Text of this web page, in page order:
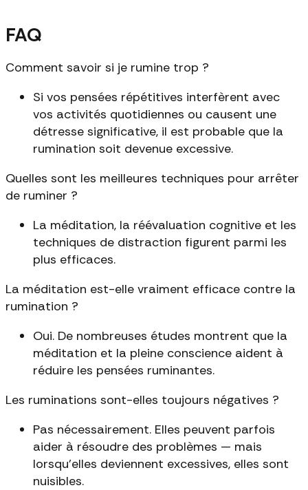
FAQ
Comment savoir si je rumine trop ?
Si vos pensées répétitives interfèrent avec
vos activités quotidiennes ou causent une
détresse significative, il est probable que la
rumination soit devenue excessive.
Quelles sont les meilleures techniques pour arrêter
de ruminer ?
La méditation, la réévaluation cognitive et les
techniques de distraction figurent parmi les
plus efficaces.
La méditation est-elle vraiment efficace contre la
rumination ?
Oui. De nombreuses études montrent que la
méditation et la pleine conscience aident à
réduire les pensées ruminantes.
Les ruminations sont-elles toujours négatives ?
Pas nécessairement. Elles peuvent parfois
aider à résoudre des problèmes — mais
lorsqu'elles deviennent excessives, elles sont
nuisibles.